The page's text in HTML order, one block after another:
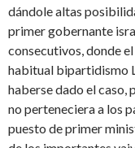
dándole altas
primer gobernante
consecutivos, donde
habitual bipartidismo
haberse dado el caso,
no perteneciera a los
puesto de primer